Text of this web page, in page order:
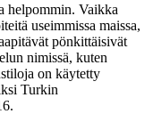
helpommin. Vaikka
useimmissa maissa,
pönkittäisivät
nimissä, kuten
on käytetty
Turkin